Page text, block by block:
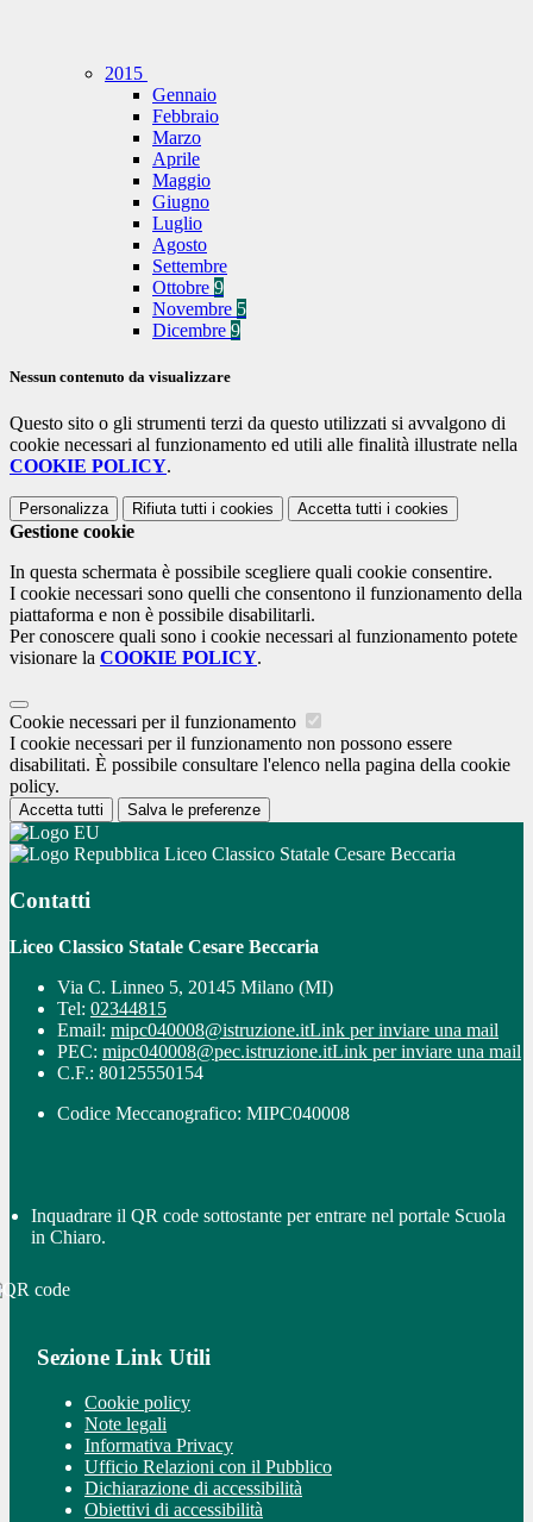
2015
Gennaio
Febbraio
Marzo
Aprile
Maggio
Giugno
Luglio
Agosto
Settembre
Ottobre 9
Novembre 5
Dicembre 9
Nessun contenuto da visualizzare
Questo sito o gli strumenti terzi da questo utilizzati si avvalgono di
cookie necessari al funzionamento ed utili alle finalità illustrate nella
COOKIE POLICY.
Personalizza Rifiuta tutti i cookies Accetta tutti i cookies
Gestione cookie
In questa schermata è possibile scegliere quali cookie consentire.
I cookie necessari sono quelli che consentono il funzionamento della
piattaforma e non è possibile disabilitarli.
Per conoscere quali sono i cookie necessari al funzionamento potete
visionare la COOKIE POLICY.
Cookie necessari per il funzionamento
I cookie necessari per il funzionamento non possono essere
disabilitati. È possibile consultare l'elenco nella pagina della cookie
policy.
Accetta tutti Salva le preferenze
Liceo Classico Statale Cesare Beccaria
Contatti
Liceo Classico Statale Cesare Beccaria
Via C. Linneo 5, 20145 Milano (MI)
Tel: 02344815
Email: mipc040008@istruzione.itLink per inviare una mail
PEC: mipc040008@pec.istruzione.itLink per inviare una mail
C.F.: 80125550154
Codice Meccanografico: MIPC040008
Inquadrare il QR code sottostante per entrare nel portale Scuola
in Chiaro.
Sezione Link Utili
Cookie policy
Note legali
Informativa Privacy
Ufficio Relazioni con il Pubblico
Dichiarazione di accessibilità
Obiettivi di accessibilità